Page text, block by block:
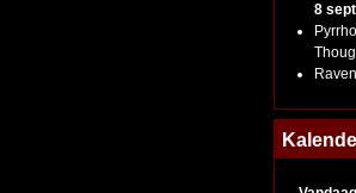
8
Raven